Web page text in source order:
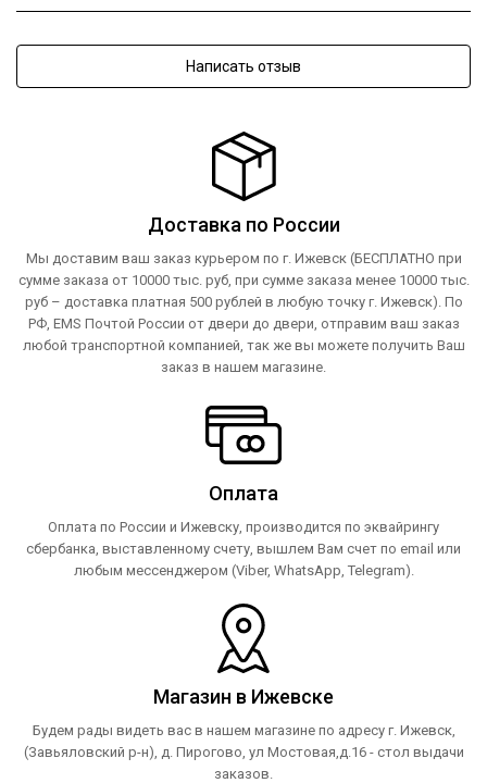
Написать отзыв
Доставка по России
Мы доставим ваш заказ курьером по г. Ижевск (БЕСПЛАТНО при
сумме заказа от 10000 тыс. руб, при сумме заказа менее 10000 тыс.
руб – доставка платная 500 рублей в любую точку г. Ижевск). По
РФ, EMS Почтой России от двери до двери, отправим ваш заказ
любой транспортной компанией, так же вы можете получить Ваш
заказ в нашем магазине.
Оплата
Оплата по России и Ижевску, производится по эквайрингу
сбербанка, выставленному счету, вышлем Вам счет по email или
любым мессенджером (Viber, WhatsApp, Telegram).
Магазин в Ижевске
Будем рады видеть вас в нашем магазине по адресу г. Ижевск,
(Завьяловский р-н), д. Пирогово, ул Мостовая,д.16 - стол выдачи
заказов.